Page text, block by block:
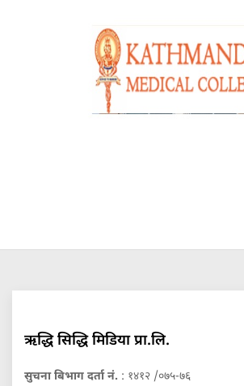
ऋद्धि सिद्धि मिडिया प्रा.लि.
सुचना बिभाग दर्ता नं. : १४१२ /०७५-७६